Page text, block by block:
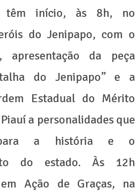
têm início, às 8h, no
do Jenipapo, com o
apresentação da peça
do Jenipapo” e a
Estadual do Mérito
a personalidades que
para a história e o
do estado. Às 12h
Ação de Graças, na